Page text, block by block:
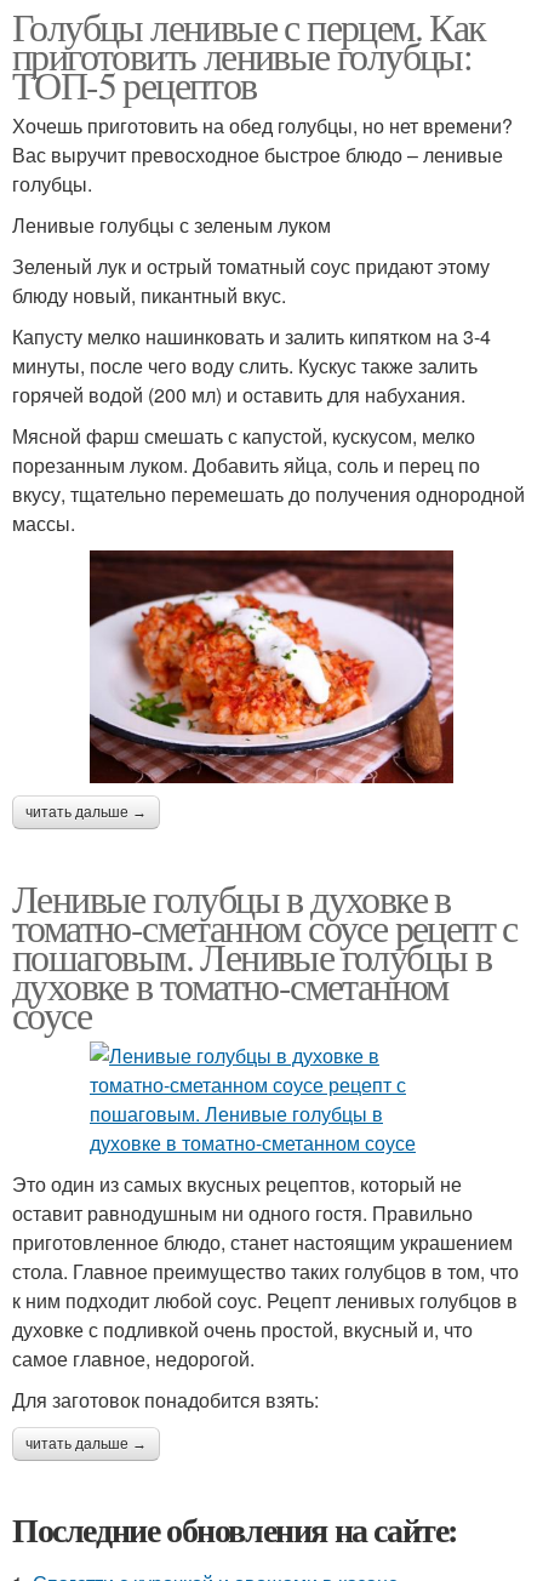
Голубцы ленивые с перцем. Как
приготовить ленивые голубцы:
ТОП-5 рецептов
Хочешь приготовить на обед голубцы, но нет времени?
Вас выручит превосходное быстрое блюдо – ленивые
голубцы.
Ленивые голубцы с зеленым луком
Зеленый лук и острый томатный соус придают этому
блюду новый, пикантный вкус.
Капусту мелко нашинковать и залить кипятком на 3-4
минуты, после чего воду слить. Кускус также залить
горячей водой (200 мл) и оставить для набухания.
Мясной фарш смешать с капустой, кускусом, мелко
порезанным луком. Добавить яйца, соль и перец по
вкусу, тщательно перемешать до получения однородной
массы.
читать дальше →
Ленивые голубцы в духовке в
томатно-сметанном соусе рецепт с
пошаговым. Ленивые голубцы в
духовке в томатно-сметанном
соусе
Это один из самых вкусных рецептов, который не
оставит равнодушным ни одного гостя. Правильно
приготовленное блюдо, станет настоящим украшением
стола. Главное преимущество таких голубцов в том, что
к ним подходит любой соус. Рецепт ленивых голубцов в
духовке с подливкой очень простой, вкусный и, что
самое главное, недорогой.
Для заготовок понадобится взять:
читать дальше →
Последние обновления на сайте: